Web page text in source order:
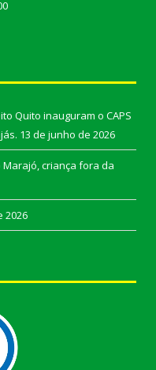
Quito inauguram o CAPS
13 de junho de 2026
Marajó, criança fora da
2026